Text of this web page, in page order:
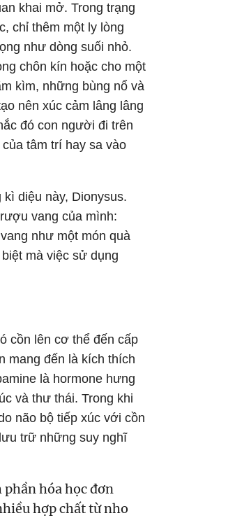
khai mở. Trong trạng
chỉ thêm một ly lòng
như dòng suối nhỏ.
chôn kín hoặc cho một
kìm, những bùng nổ và
nên xúc cảm lâng lâng
đó con người đi trên
tâm trí hay sa vào
diệu này, Dionysus.
vang của mình:
như một món quà
mà việc sử dụng
cồn lên cơ thể đến cấp
mang đến là kích thích
là hormone hưng
và thư thái. Trong khi
não bộ tiếp xúc với cồn
trữ những suy nghĩ
phần hóa học đơn
hợp chất từ nho